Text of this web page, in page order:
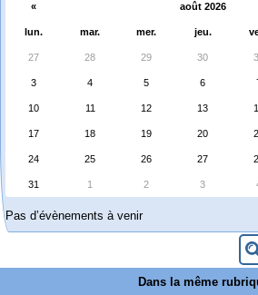
« août 2026
lun. mar. mer. jeu.
27 28 29 30
3 4 5 6
10 11 12 13
17 18 19 20
24 25 26 27
31 1 2 3
Pas d’évènements à venir
Dans la même